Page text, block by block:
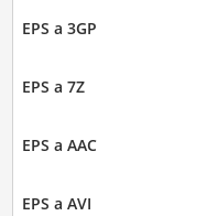
EPS a 3GP
EPS a 7Z
EPS a AAC
EPS a AVI